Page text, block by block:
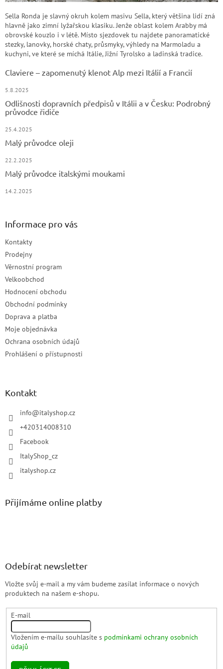
Sella Ronda je slavný okruh kolem masivu Sella, který většina lidí zná
hlavně jako zimní lyžařskou klasiku. Jenže oblast kolem Arabby má
obrovské kouzlo i v létě. Místo sjezdovek tu najdete panoramatické
stezky, lanovky, horské chaty, průsmyky, výhledy na Marmoladu a
kuchyni, ve které se míchá Itálie, Jižní Tyrolsko a ladinská tradice.
Claviere – zapomenutý klenot Alp mezi Itálií a Francií
5.8.2025
Odlišnosti dopravních předpisů v Itálii a v Česku: Podrobný
průvodce řidiče
25.4.2025
Malý průvodce oleji
22.2.2025
Malý průvodce italskými moukami
14.2.2025
Informace pro vás
Kontakty
Prodejny
Věrnostní program
Velkoobchod
Hodnocení obchodu
Obchodní podmínky
Doprava a platba
Moje objednávka
Ochrana osobních údajů
Prohlášení o přístupnosti
Kontakt
info@italyshop.cz
+420314008310
Facebook
ItalyShop_cz
italyshop.cz
Přijímáme online platby
Odebírat newsletter
Vložte svůj e-mail a my vám budeme zasílat informace o nových
produktech na našem e-shopu.
E-mail
Vložením e-mailu souhlasíte s podmínkami ochrany osobních
údajů